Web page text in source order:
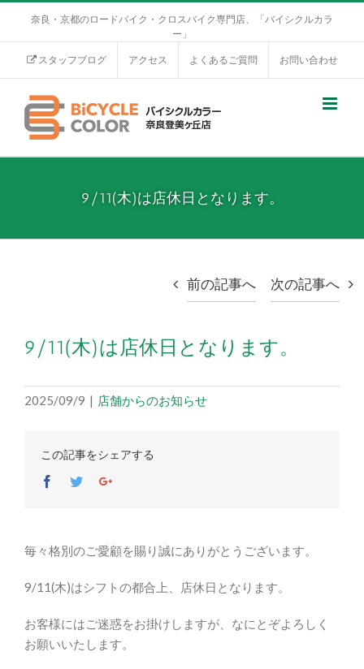
奈良・京都のロードバイク・クロスバイク専門店、「バイシクルカラ
ー」
スタッフブログ アクセス よくあるご質問 お問い合わせ
9/11(木)は店休日となります。
前の記事へ 次の記事へ
9/11(木)は店休日となります。
2025/09/9 | 店舗からのお知らせ
この記事をシェアする
Facebook
TwitterGoogle+
毎々格別のご愛顧を賜り誠にありがとうございます。
9/11(木)はシフトの都合上、店休日となります。
お客様にはご迷惑をお掛けしますが、なにとぞよろしく
お願いいたします。